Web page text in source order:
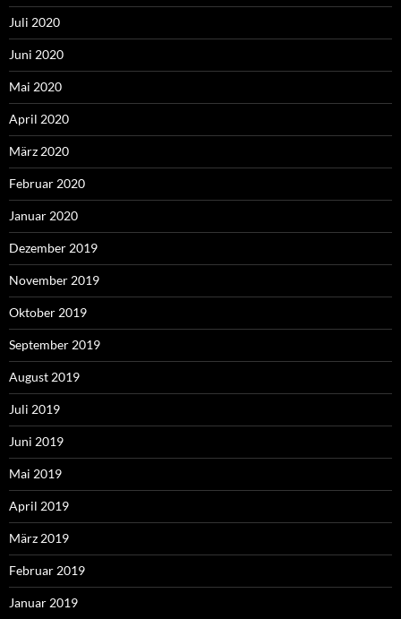
Juli 2020
Juni 2020
Mai 2020
April 2020
März 2020
Februar 2020
Januar 2020
Dezember 2019
November 2019
Oktober 2019
September 2019
August 2019
Juli 2019
Juni 2019
Mai 2019
April 2019
März 2019
Februar 2019
Januar 2019